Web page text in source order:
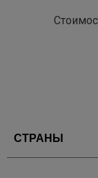
СТРАНЫ